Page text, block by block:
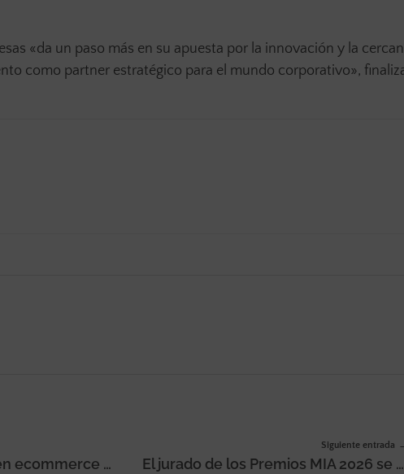
«da un paso más en su apuesta por la innovación y la
como partner estratégico para el mundo corporativo»,
El 74% del contenido en ecommerce ya lo genera la IA, pero casi nadie la aplica bien
Siguiente entrada
El jurado de los Premios MIA 2026 se reúne para elegir a los ganadores, que se conocerán el próximo 10 de junio